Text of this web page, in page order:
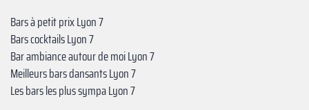
Bars à petit prix Lyon 7
Bars cocktails Lyon 7
Bar ambiance autour de moi Lyon 7
Meilleurs bars dansants Lyon 7
Les bars les plus sympa Lyon 7